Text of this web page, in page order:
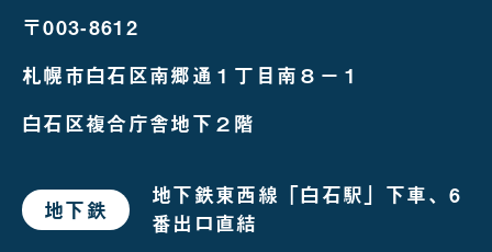
〒003-8612
札幌市白石区南郷通１丁目南８－１
白石区複合庁舎地下２階
地下鉄 で
お
地下鉄東西線「白石駅」下車、6
番出口直結